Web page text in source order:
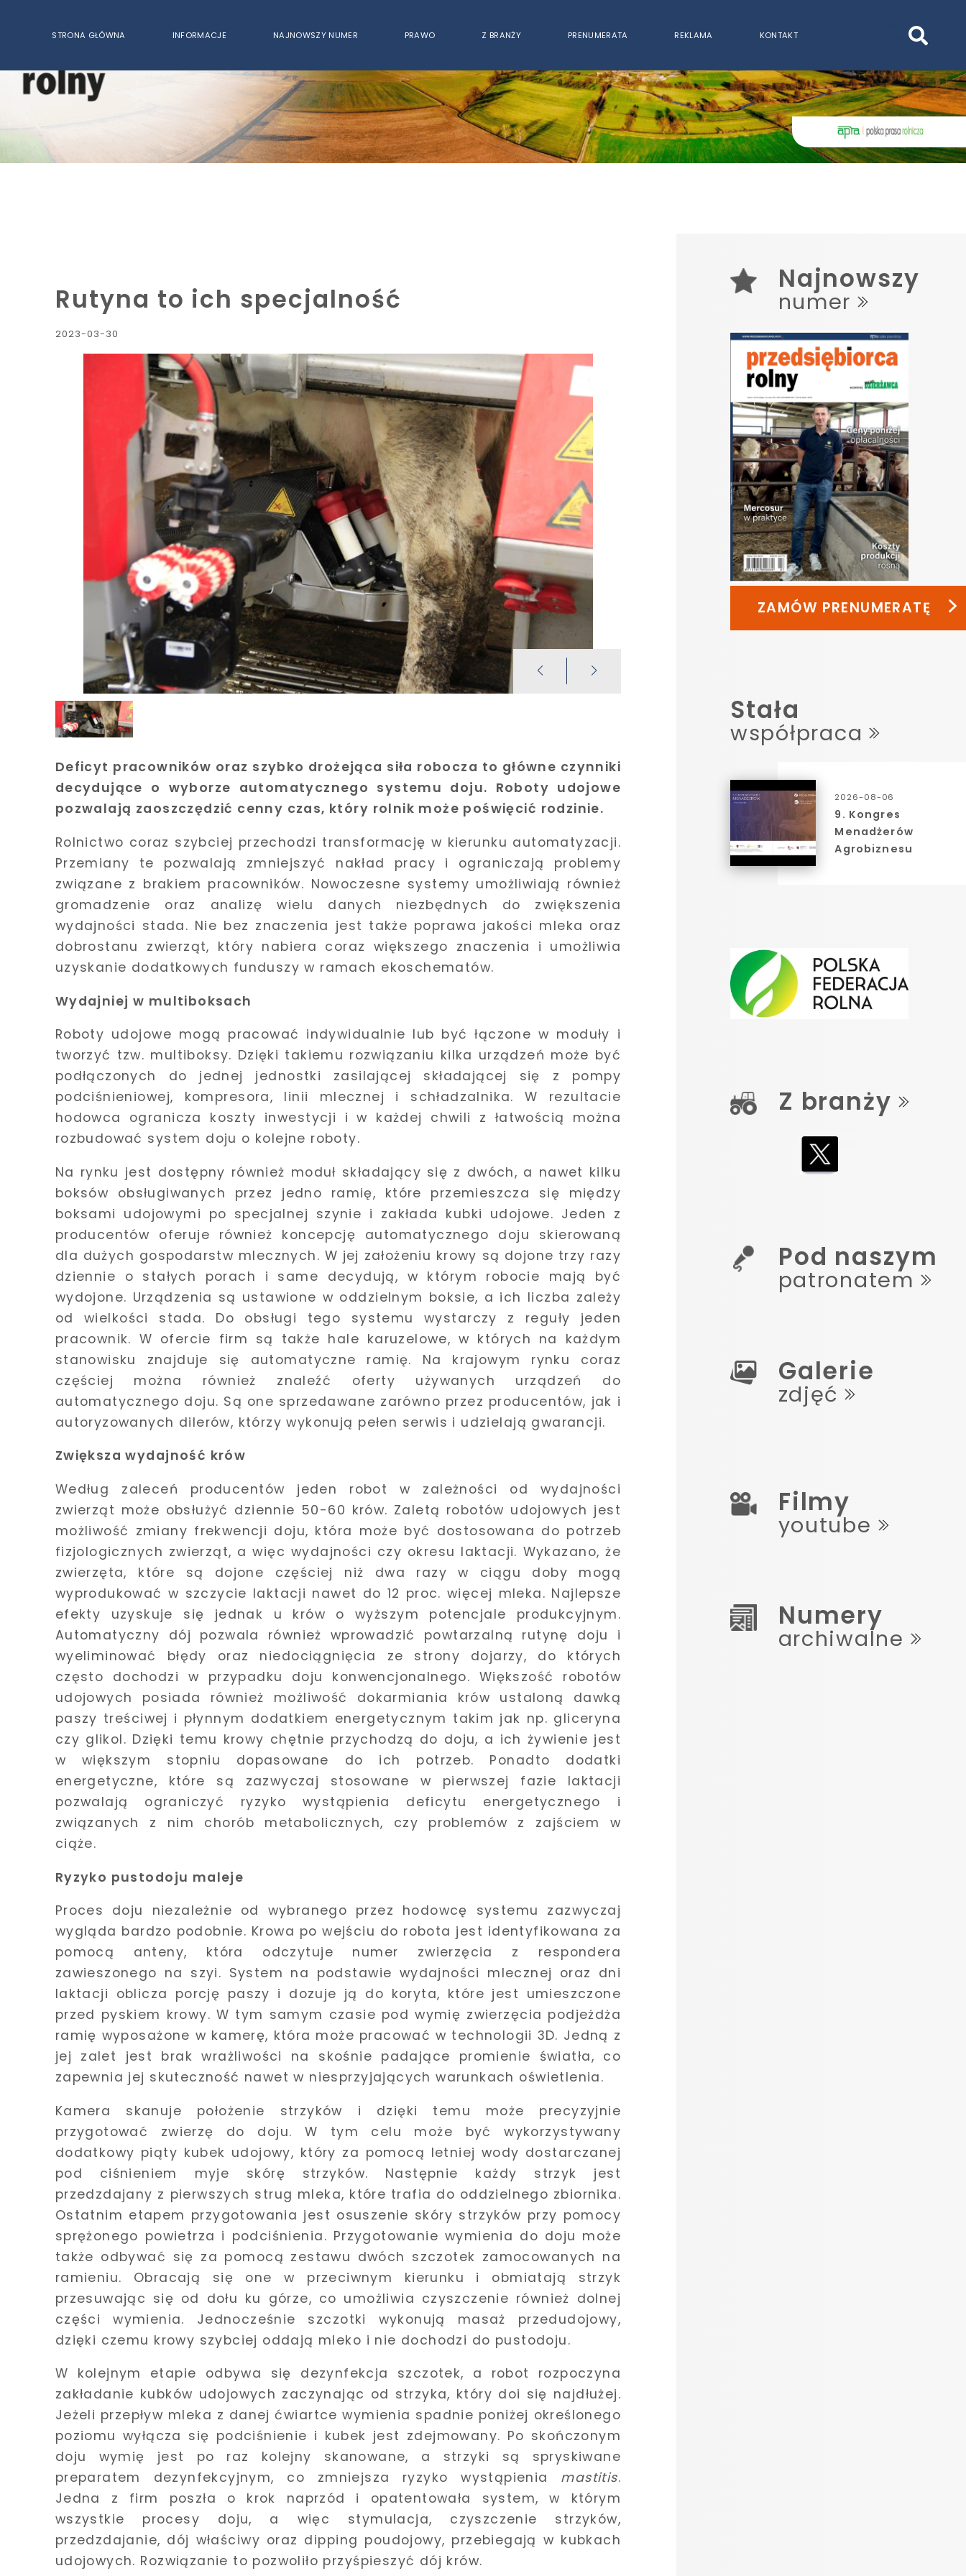
STRONA GŁÓWNA INFORMACJE NAJNOWSZY NUMER PRAWO Z BRANŻY PRENUMERATA REKLAMA KONTAKT
WPISZ CO NAJMNIEJ 3 ZNAKI
Rutyna to ich specjalność
2023-03-30
Deficyt pracowników oraz szybko drożejąca siła robocza to główne czynniki
decydujące o wyborze automatycznego systemu doju. Roboty udojowe
pozwalają zaoszczędzić cenny czas, który rolnik może poświęcić rodzinie.
Rolnictwo coraz szybciej przechodzi transformację w kierunku automatyzacji.
Przemiany te pozwalają zmniejszyć nakład pracy i ograniczają problemy
związane z brakiem pracowników. Nowoczesne systemy umożliwiają również
gromadzenie oraz analizę wielu danych niezbędnych do zwiększenia
wydajności stada. Nie bez znaczenia jest także poprawa jakości mleka oraz
dobrostanu zwierząt, który nabiera coraz większego znaczenia i umożliwia
uzyskanie dodatkowych funduszy w ramach ekoschematów.
Wydajniej w multiboksach
Roboty udojowe mogą pracować indywidualnie lub być łączone w moduły i
tworzyć tzw. multiboksy. Dzięki takiemu rozwiązaniu kilka urządzeń może być
podłączonych do jednej jednostki zasilającej składającej się z pompy
podciśnieniowej, kompresora, linii mlecznej i schładzalnika. W rezultacie
hodowca ogranicza koszty inwestycji i w każdej chwili z łatwością można
rozbudować system doju o kolejne roboty.
Na rynku jest dostępny również moduł składający się z dwóch, a nawet kilku
boksów obsługiwanych przez jedno ramię, które przemieszcza się między
boksami udojowymi po specjalnej szynie i zakłada kubki udojowe. Jeden z
producentów oferuje również koncepcję automatycznego doju skierowaną
dla dużych gospodarstw mlecznych. W jej założeniu krowy są dojone trzy razy
dziennie o stałych porach i same decydują, w którym robocie mają być
wydojone. Urządzenia są ustawione w oddzielnym boksie, a ich liczba zależy
od wielkości stada. Do obsługi tego systemu wystarczy z reguły jeden
pracownik. W ofercie firm są także hale karuzelowe, w których na każdym
stanowisku znajduje się automatyczne ramię. Na krajowym rynku coraz
częściej można również znaleźć oferty używanych urządzeń do
automatycznego doju. Są one sprzedawane zarówno przez producentów, jak i
autoryzowanych dilerów, którzy wykonują pełen serwis i udzielają gwarancji.
Zwiększa wydajność krów
Według zaleceń producentów jeden robot w zależności od wydajności
zwierząt może obsłużyć dziennie 50-60 krów. Zaletą robotów udojowych jest
możliwość zmiany frekwencji doju, która może być dostosowana do potrzeb
fizjologicznych zwierząt, a więc wydajności czy okresu laktacji. Wykazano, że
zwierzęta, które są dojone częściej niż dwa razy w ciągu doby mogą
wyprodukować w szczycie laktacji nawet do 12 proc. więcej mleka. Najlepsze
efekty uzyskuje się jednak u krów o wyższym potencjale produkcyjnym.
Automatyczny dój pozwala również wprowadzić powtarzalną rutynę doju i
wyeliminować błędy oraz niedociągnięcia ze strony dojarzy, do których
często dochodzi w przypadku doju konwencjonalnego. Większość robotów
udojowych posiada również możliwość dokarmiania krów ustaloną dawką
paszy treściwej i płynnym dodatkiem energetycznym takim jak np. gliceryna
czy glikol. Dzięki temu krowy chętnie przychodzą do doju, a ich żywienie jest
w większym stopniu dopasowane do ich potrzeb. Ponadto dodatki
energetyczne, które są zazwyczaj stosowane w pierwszej fazie laktacji
pozwalają ograniczyć ryzyko wystąpienia deficytu energetycznego i
związanych z nim chorób metabolicznych, czy problemów z zajściem w
ciąże.
Ryzyko pustodoju maleje
Proces doju niezależnie od wybranego przez hodowcę systemu zazwyczaj
wygląda bardzo podobnie. Krowa po wejściu do robota jest identyfikowana za
pomocą anteny, która odczytuje numer zwierzęcia z respondera
zawieszonego na szyi. System na podstawie wydajności mlecznej oraz dni
laktacji oblicza porcję paszy i dozuje ją do koryta, które jest umieszczone
przed pyskiem krowy. W tym samym czasie pod wymię zwierzęcia podjeżdża
ramię wyposażone w kamerę, która może pracować w technologii 3D. Jedną z
jej zalet jest brak wrażliwości na skośnie padające promienie światła, co
zapewnia jej skuteczność nawet w niesprzyjających warunkach oświetlenia.
Kamera skanuje położenie strzyków i dzięki temu może precyzyjnie
przygotować zwierzę do doju. W tym celu może być wykorzystywany
dodatkowy piąty kubek udojowy, który za pomocą letniej wody dostarczanej
pod ciśnieniem myje skórę strzyków. Następnie każdy strzyk jest
przedzdajany z pierwszych strug mleka, które trafia do oddzielnego zbiornika.
Ostatnim etapem przygotowania jest osuszenie skóry strzyków przy pomocy
sprężonego powietrza i podciśnienia. Przygotowanie wymienia do doju może
także odbywać się za pomocą zestawu dwóch szczotek zamocowanych na
ramieniu. Obracają się one w przeciwnym kierunku i obmiatają strzyk
przesuwając się od dołu ku górze, co umożliwia czyszczenie również dolnej
części wymienia. Jednocześnie szczotki wykonują masaż przedudojowy,
dzięki czemu krowy szybciej oddają mleko i nie dochodzi do pustodoju.
W kolejnym etapie odbywa się dezynfekcja szczotek, a robot rozpoczyna
zakładanie kubków udojowych zaczynając od strzyka, który doi się najdłużej.
Jeżeli przepływ mleka z danej ćwiartce wymienia spadnie poniżej określonego
poziomu wyłącza się podciśnienie i kubek jest zdejmowany. Po skończonym
doju wymię jest po raz kolejny skanowane, a strzyki są spryskiwane
preparatem dezynfekcyjnym, co zmniejsza ryzyko wystąpienia mastitis.
Jedna z firm poszła o krok naprzód i opatentowała system, w którym
wszystkie procesy doju, a więc stymulacja, czyszczenie strzyków,
przedzdajanie, dój właściwy oraz dipping poudojowy, przebiegają w kubkach
udojowych. Rozwiązanie to pozwoliło przyśpieszyć dój krów.
Najnowszy
numer
ZAMÓW PRENUMERATĘ
Stała
współpraca
2026-08-06
9. Kongres
Menadżerów
Agrobiznesu
Z branży
Pod naszym
patronatem
Galerie
zdjęć
Filmy
youtube
Numery
archiwalne